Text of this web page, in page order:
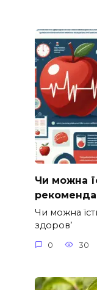
Чи можна
Чи можна
здоров’
0 30